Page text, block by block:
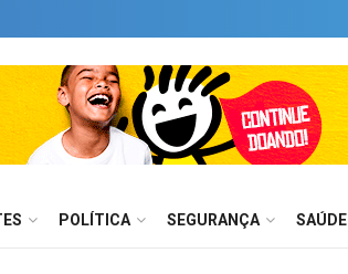
POLÍTICA SEGURANÇA SAÚDE